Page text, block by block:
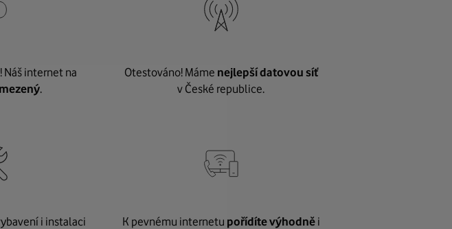
internet na
.
Otestováno! Máme nejlepší datovou síť
v České republice.
i instalaci
K pevnému internetu pořídíte výhodněi